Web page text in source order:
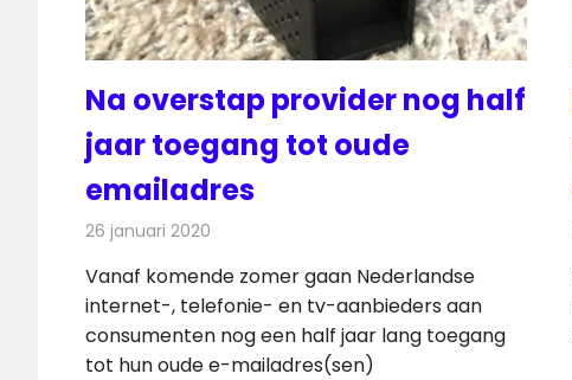
Na overstap provider nog half
jaar toegang tot oude
emailadres
26 januari 2020
Vanaf komende zomer gaan Nederlandse
internet-, telefonie- en tv-aanbieders aan
consumenten nog een half jaar lang toegang
tot hun oude e-mailadres(sen)